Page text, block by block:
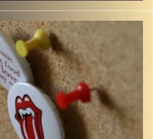
קלאסיקות רוק עם אורן הוף
włodi